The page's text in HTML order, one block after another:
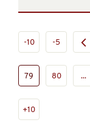
-10 -5
79 80 ...
+10